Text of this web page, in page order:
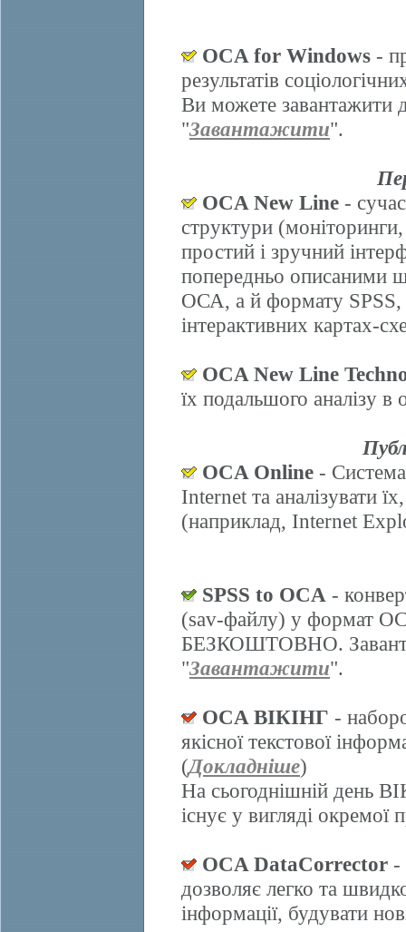
OCA for Windows -
результатів
Ви можете завантажити
"Завантажити".
OCA New Line -
структури
простий і зручний
попередньо описаними
ОСА, а й формату SPSS,
інтерактивних картах-
OCA New Line
їх подальшого аналізу
OCA Online -
Internet та аналізувати
(наприклад, Internet
SPSS to OCA -
(sav-файлу) у формат
БЕЗКОШТОВНО.
"Завантажити".
OCA ВІКІНГ -
якісної текстової
(Докладніше)
На сьогоднішній день
існує у вигляді окремої
OCA DataCorrector -
дозволяє легко та
інформації, будувати